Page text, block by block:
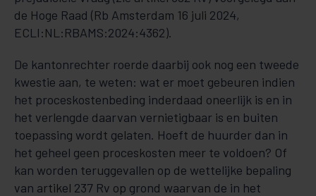
de Hoge Raad (Rb Amsterdam 16 juli 2024,
ECLI:NL:RBAMS:2024:4362).
De kantonrechter roerde daarbij ook nog een tweede
kwestie aan, te weten: wat er moet gebeuren indien
het proceskostenbeding inderdaad oneerlijk is en in
het verlengde daarvan vernietigbaar is en buiten
toepassing wordt gelaten. Hoeft de huurder dan in
het geheel geen proceskosten meer te voldoen? Of
kan worden teruggevallen op de wettelijke bepaling
van artikel 237 Rv op grond waarvan de in het